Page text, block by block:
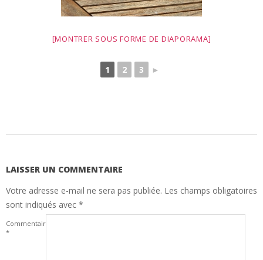
[MONTRER SOUS FORME DE DIAPORAMA]
1 2 3 ►
22
LAISSER UN COMMENTAIRE
Votre adresse e-mail ne sera pas publiée. Les champs obligatoires
sont indiqués avec *
Commentaire
*